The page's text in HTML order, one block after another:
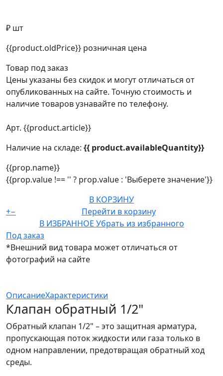
₽ шт
{{product.oldPrice}} розничная цена
Товар под заказ
Цены указаны без скидок и могут отличаться от
опубликованных на сайте. Точную стоимость и
наличие товаров узнавайте по телефону.
Арт. {{product.article}}
Наличие на складе: {{ product.availableQuantity}}
{{prop.name}}
{{prop.value !== '' ? prop.value : 'Выберете значение'}}
В КОРЗИНУ
+−
Перейти в корзину
В ИЗБРАННОЕ Убрать из избранного
Под заказ
*Внешний вид товара может отличаться от
фотографий на сайте
ОписаниеХарактеристики
Клапан обратный 1/2"
Обратный клапан 1/2" – это защитная арматура,
пропускающая поток жидкости или газа только в
одном направлении, предотвращая обратный ход
среды.